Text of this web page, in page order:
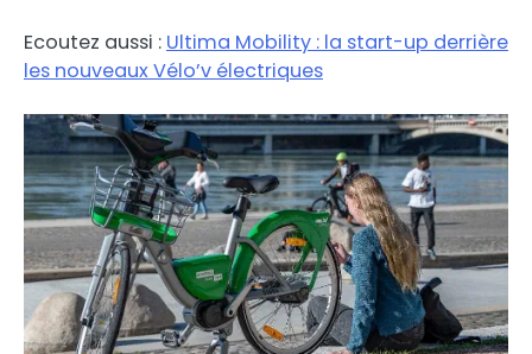
Ecoutez aussi : Ultima Mobility : la start-up derrière
les nouveaux Vélo’v électriques